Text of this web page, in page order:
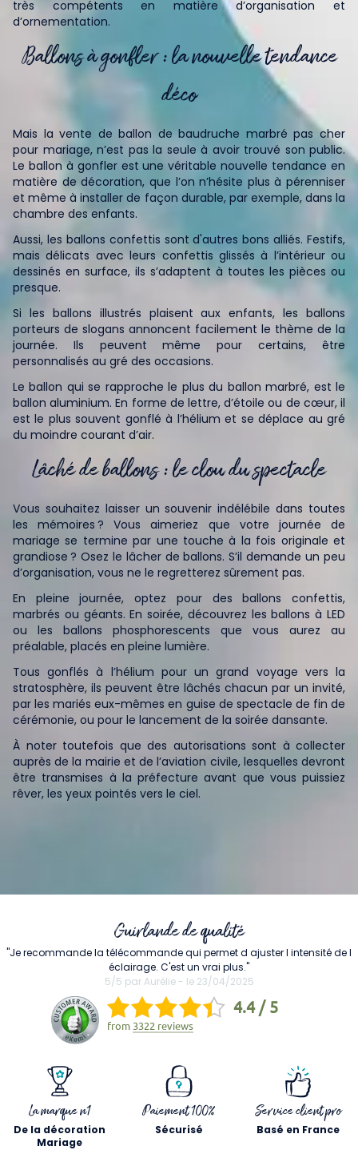
très compétents en matière d’organisation et
d’ornementation.
Ballons à gonfler : la nouvelle tendance
déco
Mais la vente de ballon de baudruche marbré pas cher
pour mariage, n’est pas la seule à avoir trouvé son public.
Le ballon à gonfler est une véritable nouvelle tendance en
matière de décoration, que l’on n’hésite plus à pérenniser
et même à installer de façon durable, par exemple, dans la
chambre des enfants.
Aussi, les ballons confettis sont d'autres bons alliés. Festifs,
mais délicats avec leurs confettis glissés à l’intérieur ou
dessinés en surface, ils s’adaptent à toutes les pièces ou
presque.
Si les ballons illustrés plaisent aux enfants, les ballons
porteurs de slogans annoncent facilement le thème de la
journée. Ils peuvent même pour certains, être
personnalisés au gré des occasions.
Le ballon qui se rapproche le plus du ballon marbré, est le
ballon aluminium. En forme de lettre, d’étoile ou de cœur, il
est le plus souvent gonflé à l’hélium et se déplace au gré
du moindre courant d’air.
Lâché de ballons : le clou du spectacle
Vous souhaitez laisser un souvenir indélébile dans toutes
les mémoires ? Vous aimeriez que votre journée de
mariage se termine par une touche à la fois originale et
grandiose ? Osez le lâcher de ballons. S’il demande un peu
d’organisation, vous ne le regretterez sûrement pas.
En pleine journée, optez pour des ballons confettis,
marbrés ou géants. En soirée, découvrez les ballons à LED
ou les ballons phosphorescents que vous aurez au
préalable, placés en pleine lumière.
Tous gonflés à l’hélium pour un grand voyage vers la
stratosphère, ils peuvent être lâchés chacun par un invité,
par les mariés eux-mêmes en guise de spectacle de fin de
cérémonie, ou pour le lancement de la soirée dansante.
À noter toutefois que des autorisations sont à collecter
auprès de la mairie et de l’aviation civile, lesquelles devront
être transmises à la préfecture avant que vous puissiez
rêver, les yeux pointés vers le ciel.
La marque n1
De la décoration
Mariage
Paiement 100%
Sécurisé
Service client pro
Basé en France
Guirlande de qualité
"Je recommande la télécommande qui permet d ajuster l intensité de l
éclairage. C'est un vrai plus."
5/5 par Aurélie - le 23/04/2025
4.4 / 5
from 3322 reviews